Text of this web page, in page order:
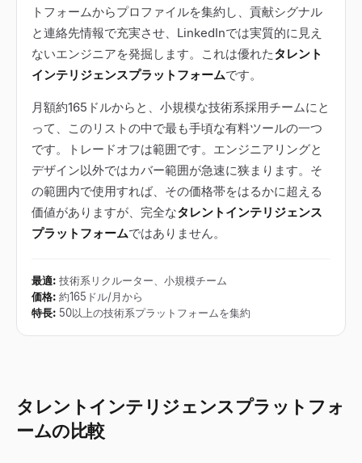
トフォームからプロファイルを集約し、貢献シグナル
と連絡先情報で充実させ、LinkedInでは実質的に見え
ないエンジニアを発掘します。これは優れたタレント
インテリジェンスプラットフォームです。
月額約165ドルからと、小規模な技術系採用チームにと
って、このリストの中で最も手頃な有料ツールの一つ
です。トレードオフは範囲です。エンジニアリングと
デザイン以外ではカバー範囲が急速に狭まります。そ
の範囲内で使用すれば、その価格帯をはるかに超える
価値がありますが、完全なタレントインテリジェンス
プラットフォームではありません。
最適: 技術系リクルーター、小規模チーム
価格: 約165ドル/月から
特長: 50以上の技術系プラットフォームを集約
タレントインテリジェンスプラットフォ
ームの比較